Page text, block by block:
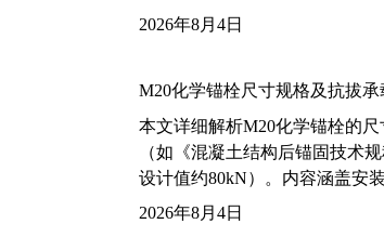
2026年8月4日
M20化学锚栓尺寸规格及抗拔
本文详细解析M20化学锚栓的
（如《混凝土结构后锚固技术
设计值约80kN）。内容涵盖安
2026年8月4日